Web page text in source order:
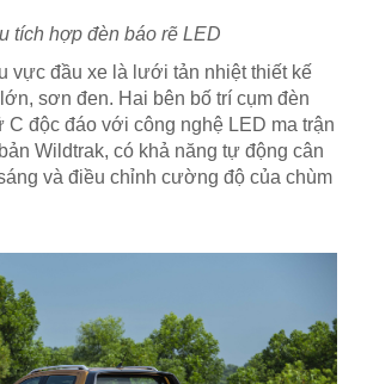
tích hợp đèn báo rẽ LED
vực đầu xe là lưới tản nhiệt thiết kế
sơn đen. Hai bên bố trí cụm đèn
C độc đáo với công nghệ LED ma trận
Wildtrak, có khả năng tự động cân
và điều chỉnh cường độ của chùm